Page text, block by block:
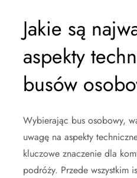
Jakie są
aspekty
busów
Wybierając bus osobowy,
uwagę na aspekty
kluczowe znaczenie dla
podróży. Przede wszystkim